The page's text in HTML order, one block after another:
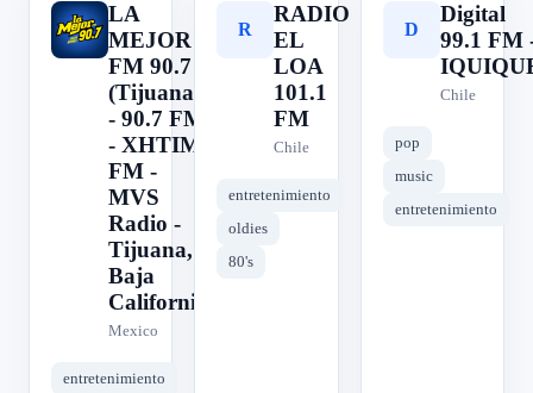
L
LA
MEJOR
FM 90.7
(Tijuana)
- 90.7 FM
- XHTIM-
FM -
MVS
Radio -
Tijuana,
Baja
California
Mexico
entretenimiento
R
RADIO
EL
LOA
101.1
FM
Chile
entretenimiento
oldies
80's
D
Digital
99.1 FM
Chile
pop
music
entretenimiento